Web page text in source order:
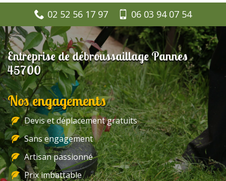
02 52 56 17 97 06 03 94 07 54
Entreprise de débroussaillage Pannes
45700
Nos engagements
Devis et déplacement gratuits
Sans engagement
Artisan passionné
Prix imbattable